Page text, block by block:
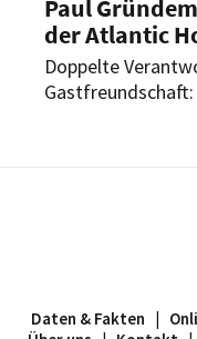
Paul
der Atlantic
Doppelte
Daten & Fakten |